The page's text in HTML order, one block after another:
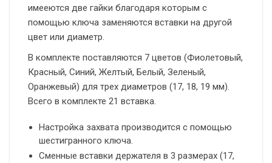
имееются две гайки благодаря которым с
помощью ключа заменяются вставки на другой
цвет или диаметр.
В комплекте поставляются 7 цветов (Фиолетовый,
Красный, Синий, Желтый, Белый, Зеленый,
Оранжевый) для трех диаметров (17, 18, 19 мм).
Всего в комплекте 21 вставка.
Настройка захвата производится с помощью
шестигранного ключа.
Сменные вставки держателя в 3 размерах (17,